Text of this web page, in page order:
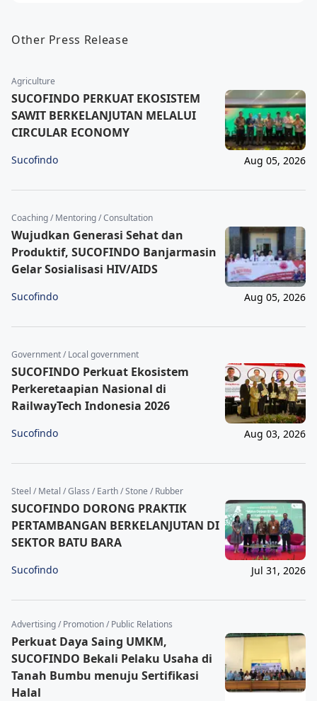
Other Press Release
Agriculture
SUCOFINDO PERKUAT EKOSISTEM
SAWIT BERKELANJUTAN MELALUI
CIRCULAR ECONOMY
Sucofindo Aug 05, 2026
Coaching / Mentoring / Consultation
Wujudkan Generasi Sehat dan
Produktif, SUCOFINDO Banjarmasin
Gelar Sosialisasi HIV/AIDS
Sucofindo Aug 05, 2026
Government / Local government
SUCOFINDO Perkuat Ekosistem
Perkeretaapian Nasional di
RailwayTech Indonesia 2026
Sucofindo Aug 03, 2026
Steel / Metal / Glass / Earth / Stone / Rubber
SUCOFINDO DORONG PRAKTIK
PERTAMBANGAN BERKELANJUTAN DI
SEKTOR BATU BARA
Sucofindo Jul 31, 2026
Advertising / Promotion / Public Relations
Perkuat Daya Saing UMKM,
SUCOFINDO Bekali Pelaku Usaha di
Tanah Bumbu menuju Sertifikasi
Halal